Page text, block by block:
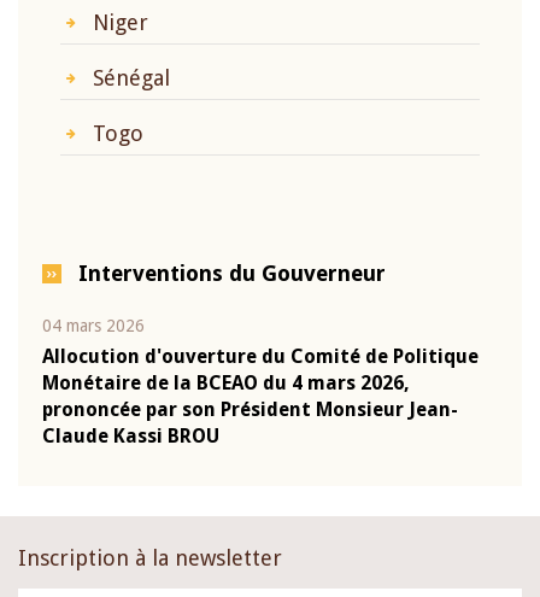
Niger
Sénégal
Togo
Interventions du Gouverneur
04 mars 2026
Allocution d'ouverture du Comité de Politique
Monétaire de la BCEAO du 4 mars 2026,
prononcée par son Président Monsieur Jean-
Claude Kassi BROU
Inscription à la newsletter